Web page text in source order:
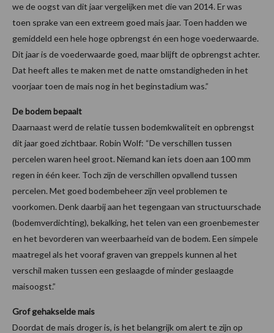
we de oogst van dit jaar vergelijken met die van 2014. Er was
toen sprake van een extreem goed mais jaar. Toen hadden we
gemiddeld een hele hoge opbrengst én een hoge voederwaarde.
Dit jaar is de voederwaarde goed, maar blijft de opbrengst achter.
Dat heeft alles te maken met de natte omstandigheden in het
voorjaar toen de mais nog in het beginstadium was.”
De bodem bepaalt
Daarnaast werd de relatie tussen bodemkwaliteit en opbrengst
dit jaar goed zichtbaar. Robin Wolf: “De verschillen tussen
percelen waren heel groot. Niemand kan iets doen aan 100 mm
regen in één keer. Toch zijn de verschillen opvallend tussen
percelen. Met goed bodembeheer zijn veel problemen te
voorkomen. Denk daarbij aan het tegengaan van structuurschade
(bodemverdichting), bekalking, het telen van een groenbemester
en het bevorderen van weerbaarheid van de bodem. Een simpele
maatregel als het vooraf graven van greppels kunnen al het
verschil maken tussen een geslaagde of minder geslaagde
maisoogst.”
Grof gehakselde mais
Doordat de mais droger is, is het belangrijk om alert te zijn op